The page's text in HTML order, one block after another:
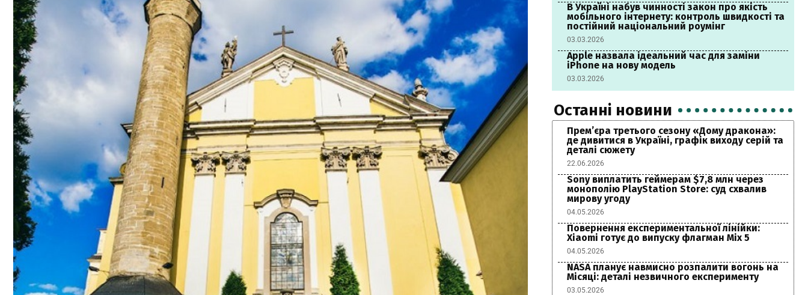
В Україні набув чинності закон про якість
мобільного інтернету: контроль швидкості та
постійний національний роумінг
03.03.2026
Apple назвала ідеальний час для заміни
iPhone на нову модель
03.03.2026
Останні новини
Прем’єра третього сезону «Дому дракона»:
де дивитися в Україні, графік виходу серій та
деталі сюжету
22.06.2026
Sony виплатить геймерам $7,8 млн через
монополію PlayStation Store: суд схвалив
мирову угоду
04.05.2026
Повернення експериментальної лінійки:
Xiaomi готує до випуску флагман Mix 5
04.05.2026
NASA планує навмисно розпалити вогонь на
Місяці: деталі незвичного експерименту
03.05.2026